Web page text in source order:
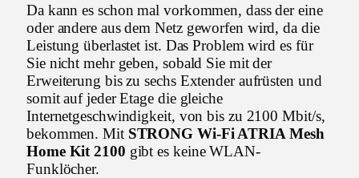
Da kann es schon mal vorkommen, dass der eine
oder andere aus dem Netz geworfen wird, da die
Leistung überlastet ist. Das Problem wird es für
Sie nicht mehr geben, sobald Sie mit der
Erweiterung bis zu sechs Extender aufrüsten und
somit auf jeder Etage die gleiche
Internetgeschwindigkeit, von bis zu 2100 Mbit/s,
bekommen. Mit STRONG Wi-Fi ATRIA Mesh
Home Kit 2100 gibt es keine WLAN-
Funklöcher.